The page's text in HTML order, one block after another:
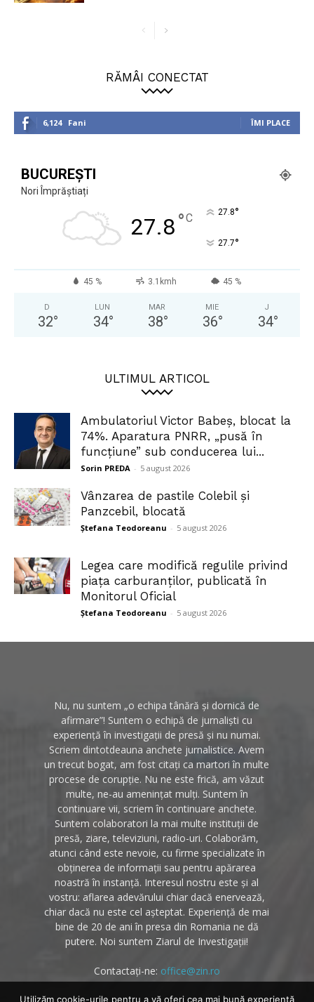
RĂMÂI CONECTAT
6,124 Fani ÎMI PLACE
BUCUREȘTI
Nori Împrăștiați
27.8°C 27.8°
27.7°
45 % 3.1kmh 45 %
D
32°
LUN
34°
MAR
38°
MIE
36°
J
34°
ULTIMUL ARTICOL
Ambulatoriul Victor Babeș, blocat la
74%. Aparatura PNRR, „pusă în
funcțiune” sub conducerea lui...
Sorin PREDA - 5 august 2026
Vânzarea de pastile Colebil și
Panzcebil, blocată
Ștefana Teodoreanu - 5 august 2026
Legea care modifică regulile privind
piața carburanților, publicată în
Monitorul Oficial
Ștefana Teodoreanu - 5 august 2026
Nu, nu suntem „o echipa tânără și dornică de
afirmare”! Suntem o echipă de jurnaliști cu
experiență în investigații de presă și nu numai.
Scriem dintotdeauna anchete jurnalistice. Avem
un trecut bogat, am fost citați ca martori în multe
procese de corupție. Nu ne este frică, am văzut
multe, ne-au amenințat mulți. Suntem în
continuare vii, scriem în continuare anchete.
Suntem colaboratori la mai multe instituții de
presă, ziare, televiziuni, radio-uri. Colaborăm,
atunci când este nevoie, cu firme specializate în
obținerea de informații sau pentru apărarea
noastră în instanță. Interesul nostru este și al
vostru: aflarea adevărului chiar dacă enervează,
chiar dacă nu este cel așteptat. Experiență de mai
bine de 20 de ani în presa din Romania ne dă
putere. Noi suntem Ziarul de Investigații!
Contactați-ne: office@zin.ro
Utilizăm cookie-urile pentru a vă oferi cea mai bună experiență